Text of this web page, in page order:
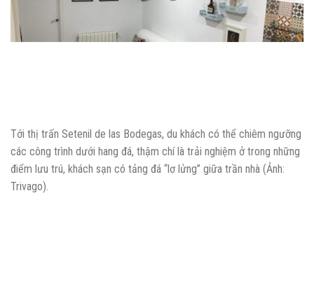
Tới thị trấn Setenil de las Bodegas, du khách có thể chiêm ngưỡng
các công trình dưới hang đá, thậm chí là trải nghiệm ở trong những
điểm lưu trú, khách sạn có tảng đá “lơ lửng” giữa trần nhà (Ảnh:
Trivago).